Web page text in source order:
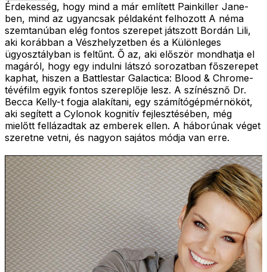
Érdekesség, hogy mind a már említett Painkiller Jane-
ben, mind az ugyancsak példaként felhozott A néma
szemtanúban elég fontos szerepet játszott Bordán Lili,
aki korábban a Vészhelyzetben és a Különleges
ügyosztályban is feltűnt. Ő az, aki először mondhatja el
magáról, hogy egy indulni látszó sorozatban főszerepet
kaphat, hiszen a Battlestar Galactica: Blood & Chrome-
tévéfilm egyik fontos szereplője lesz. A színésznő Dr.
Becca Kelly-t fogja alakítani, egy számítógépmérnököt,
aki segített a Cylonok kognitív fejlesztésében, még
mielőtt fellázadtak az emberek ellen. A háborúnak véget
szeretne vetni, és nagyon sajátos módja van erre.